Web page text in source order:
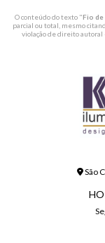
O conteúdo do texto "Fio de
parcial ou total, mesmo
violação de direito autoral
São